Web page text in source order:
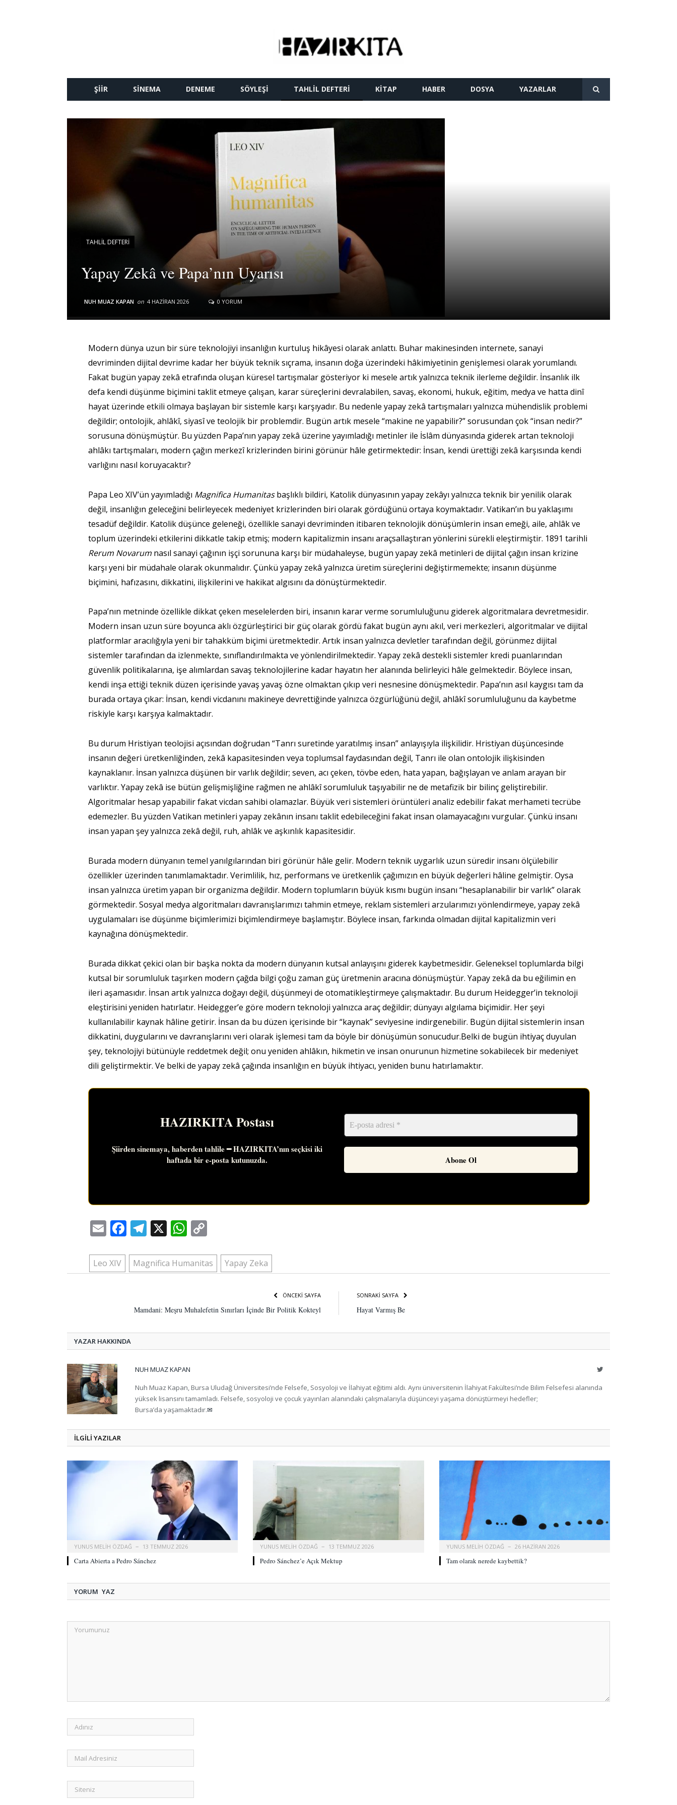
ŞIIR SINEMA DENEME SÖYLEŞI TAHLIL DEFTERI KITAP HABER DOSYA YAZARLAR
TAHLIL DEFTERI
Yapay Zekâ ve Papa’nın Uyarısı
NUH MUAZ KAPAN on 4 HAZIRAN 2026 0 YORUM
Modern dünya uzun bir süre teknolojiyi insanlığın kurtuluş hikâyesi olarak anlattı. Buhar makinesinden internete, sanayi
devriminden dijital devrime kadar her büyük teknik sıçrama, insanın doğa üzerindeki hâkimiyetinin genişlemesi olarak yorumlandı.
Fakat bugün yapay zekâ etrafında oluşan küresel tartışmalar gösteriyor ki mesele artık yalnızca teknik ilerleme değildir. İnsanlık ilk
defa kendi düşünme biçimini taklit etmeye çalışan, karar süreçlerini devralabilen, savaş, ekonomi, hukuk, eğitim, medya ve hatta dinî
hayat üzerinde etkili olmaya başlayan bir sistemle karşı karşıyadır. Bu nedenle yapay zekâ tartışmaları yalnızca mühendislik problemi
değildir; ontolojik, ahlâkî, siyasî ve teolojik bir problemdir. Bugün artık mesele “makine ne yapabilir?” sorusundan çok “insan nedir?”
sorusuna dönüşmüştür. Bu yüzden Papa’nın yapay zekâ üzerine yayımladığı metinler ile İslâm dünyasında giderek artan teknoloji
ahlâkı tartışmaları, modern çağın merkezî krizlerinden birini görünür hâle getirmektedir: İnsan, kendi ürettiği zekâ karşısında kendi
varlığını nasıl koruyacaktır?
Papa Leo XIV’ün yayımladığı Magnifica Humanitasbaşlıklı bildiri, Katolik dünyasının yapay zekâyı yalnızca teknik bir yenilik olarak
değil, insanlığın geleceğini belirleyecek medeniyet krizlerinden biri olarak gördüğünü ortaya koymaktadır. Vatikan’ın bu yaklaşımı
tesadüf değildir. Katolik düşünce geleneği, özellikle sanayi devriminden itibaren teknolojik dönüşümlerin insan emeği, aile, ahlâk ve
toplum üzerindeki etkilerini dikkatle takip etmiş; modern kapitalizmin insanı araçsallaştıran yönlerini sürekli eleştirmiştir. 1891 tarihli
Rerum Novarum nasıl sanayi çağının işçi sorununa karşı bir müdahaleyse, bugün yapay zekâ metinleri de dijital çağın insan krizine
karşı yeni bir müdahale olarak okunmalıdır. Çünkü yapay zekâ yalnızca üretim süreçlerini değiştirmemekte; insanın düşünme
biçimini, hafızasını, dikkatini, ilişkilerini ve hakikat algısını da dönüştürmektedir.
Papa’nın metninde özellikle dikkat çeken meselelerden biri, insanın karar verme sorumluluğunu giderek algoritmalara devretmesidir.
Modern insan uzun süre boyunca aklı özgürleştirici bir güç olarak gördü fakat bugün aynı akıl, veri merkezleri, algoritmalar ve dijital
platformlar aracılığıyla yeni bir tahakküm biçimi üretmektedir. Artık insan yalnızca devletler tarafından değil, görünmez dijital
sistemler tarafından da izlenmekte, sınıflandırılmakta ve yönlendirilmektedir. Yapay zekâ destekli sistemler kredi puanlarından
güvenlik politikalarına, işe alımlardan savaş teknolojilerine kadar hayatın her alanında belirleyici hâle gelmektedir. Böylece insan,
kendi inşa ettiği teknik düzen içerisinde yavaş yavaş özne olmaktan çıkıp veri nesnesine dönüşmektedir. Papa’nın asıl kaygısı tam da
burada ortaya çıkar: İnsan, kendi vicdanını makineye devrettiğinde yalnızca özgürlüğünü değil, ahlâkî sorumluluğunu da kaybetme
riskiyle karşı karşıya kalmaktadır.
Bu durum Hristiyan teolojisi açısından doğrudan “Tanrı suretinde yaratılmış insan” anlayışıyla ilişkilidir. Hristiyan düşüncesinde
insanın değeri üretkenliğinden, zekâ kapasitesinden veya toplumsal faydasından değil, Tanrı ile olan ontolojik ilişkisinden
kaynaklanır. İnsan yalnızca düşünen bir varlık değildir; seven, acı çeken, tövbe eden, hata yapan, bağışlayan ve anlam arayan bir
varlıktır. Yapay zekâ ise bütün gelişmişliğine rağmen ne ahlâkî sorumluluk taşıyabilir ne de metafizik bir bilinç geliştirebilir.
Algoritmalar hesap yapabilir fakat vicdan sahibi olamazlar. Büyük veri sistemleri örüntüleri analiz edebilir fakat merhameti tecrübe
edemezler. Bu yüzden Vatikan metinleri yapay zekânın insanı taklit edebileceğini fakat insan olamayacağını vurgular. Çünkü insanı
insan yapan şey yalnızca zekâ değil, ruh, ahlâk ve aşkınlık kapasitesidir.
Burada modern dünyanın temel yanılgılarından biri görünür hâle gelir. Modern teknik uygarlık uzun süredir insanı ölçülebilir
özellikler üzerinden tanımlamaktadır. Verimlilik, hız, performans ve üretkenlik çağımızın en büyük değerleri hâline gelmiştir. Oysa
insan yalnızca üretim yapan bir organizma değildir. Modern toplumların büyük kısmı bugün insanı “hesaplanabilir bir varlık” olarak
görmektedir. Sosyal medya algoritmaları davranışlarımızı tahmin etmeye, reklam sistemleri arzularımızı yönlendirmeye, yapay zekâ
uygulamaları ise düşünme biçimlerimizi biçimlendirmeye başlamıştır. Böylece insan, farkında olmadan dijital kapitalizmin veri
kaynağına dönüşmektedir.
Burada dikkat çekici olan bir başka nokta da modern dünyanın kutsal anlayışını giderek kaybetmesidir. Geleneksel toplumlarda bilgi
kutsal bir sorumluluk taşırken modern çağda bilgi çoğu zaman güç üretmenin aracına dönüşmüştür. Yapay zekâ da bu eğilimin en
ileri aşamasıdır. İnsan artık yalnızca doğayı değil, düşünmeyi de otomatikleştirmeye çalışmaktadır. Bu durum Heidegger’in teknoloji
eleştirisini yeniden hatırlatır. Heidegger’e göre modern teknoloji yalnızca araç değildir; dünyayı algılama biçimidir. Her şeyi
kullanılabilir kaynak hâline getirir. İnsan da bu düzen içerisinde bir “kaynak” seviyesine indirgenebilir. Bugün dijital sistemlerin insan
dikkatini, duygularını ve davranışlarını veri olarak işlemesi tam da böyle bir dönüşümün sonucudur.Belki de bugün ihtiyaç duyulan
şey, teknolojiyi bütünüyle reddetmek değil; onu yeniden ahlâkın, hikmetin ve insan onurunun hizmetine sokabilecek bir medeniyet
dili geliştirmektir. Ve belki de yapay zekâ çağında insanlığın en büyük ihtiyacı, yeniden bunu hatırlamaktır.
HAZIRKITA Postası
Şiirden sinemaya, haberden tahlile ━HAZIRKITA’nınseçkisi iki
haftada bir e-posta kutunuzda.
EmailFacebook
Telegram
X WhatsApp
Leo XIV Magnifica Humanitas Yapay Zeka
ÖNCEKI SAYFA
Mamdani: Meşru Muhalefetin Sınırları İçinde Bir Politik Kokteyl
SONRAKI SAYFA
Hayat Varmış Be
YAZAR HAKKINDA
NUH MUAZ KAPAN Twitter
Nuh Muaz Kapan, Bursa Uludağ Üniversitesi’nde Felsefe, Sosyoloji ve İlahiyat eğitimi aldı. Aynı üniversitenin İlahiyat Fakültesi’nde Bilim Felsefesi alanında
yüksek lisansını tamamladı. Felsefe, sosyoloji ve çocuk yayınları alanındaki çalışmalarıyla düşünceyi yaşama dönüştürmeyi hedefler;
Bursa’da yaşamaktadır.✉
ILGILI YAZILAR
YUNUS MELIH ÖZDAĞ 13 TEMMUZ 2026
Carta Abierta a Pedro Sánchez
YUNUS MELIH ÖZDAĞ 13 TEMMUZ 2026
Pedro Sánchez’e Açık Mektup
YUNUS MELIH ÖZDAĞ 26 HAZIRAN 2026
Tam olarak nerede kaybettik?
YORUM YAZ